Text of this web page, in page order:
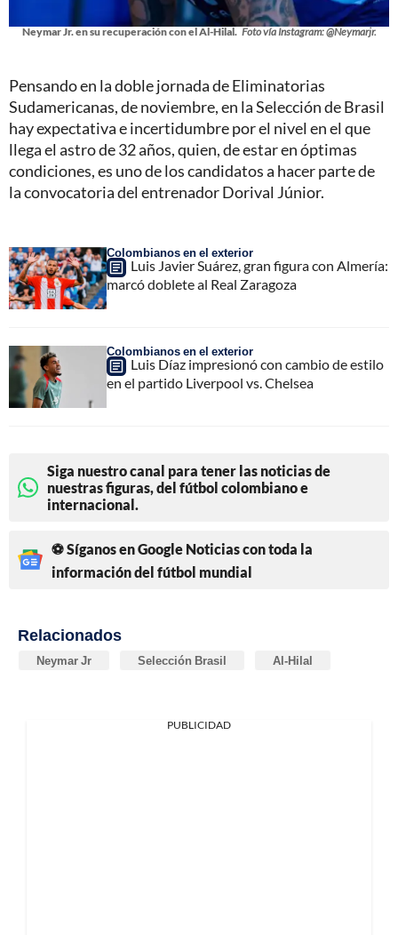
Neymar Jr. en su recuperación con el Al-Hilal. Foto vía Instagram: @Neymarjr.
Pensando en la doble jornada de Eliminatorias
Sudamericanas, de noviembre, en la Selección de Brasil
hay expectativa e incertidumbre por el nivel en el que
llega el astro de 32 años, quien, de estar en óptimas
condiciones, es uno de los candidatos a hacer parte de
la convocatoria del entrenador Dorival Júnior.
Colombianos en el exterior
Luis Javier Suárez, gran figura con Almería:
marcó doblete al Real Zaragoza
Colombianos en el exterior
Luis Díaz impresionó con cambio de estilo
en el partido Liverpool vs. Chelsea
Siga nuestro canal para tener las noticias de
nuestras figuras, del fútbol colombiano e
internacional.
⚽ Síganos en Google Noticias con toda la
información del fútbol mundial
Relacionados
Neymar Jr Selección Brasil Al-Hilal
PUBLICIDAD